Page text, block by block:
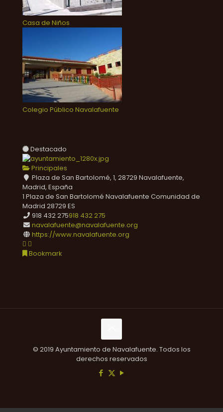
Casa de Niños
Colegio Público Navalafuente
Destacado
Principales
Plaza de San Bartolomé, 1, 28729 Navalafuente,
Madrid, España
1 Plaza de San Bartolomé Navalafuente Comunidad de
Madrid 28729 ES
918 432 275918 432 275
navalafuente@navalafuente.org
https://www.navalafuente.org
Bookmark
© 2019 Ayuntamiento de Navalafuente. Todos los
derechos reservados